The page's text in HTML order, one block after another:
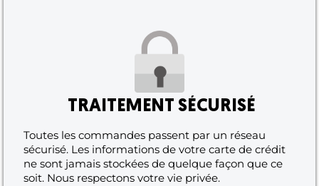
TRAITEMENT SÉCURISÉ
Toutes les commandes passent par un réseau
sécurisé. Les informations de votre carte de crédit
ne sont jamais stockées de quelque façon que ce
soit. Nous respectons votre vie privée.